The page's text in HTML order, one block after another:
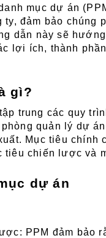
mục dự án
đảm bảo chúng
dẫn này sẽ
lợi ích, thành
gì?
trung các quy
quản lý dự
Mục tiêu chính
tiêu chiến lược và
dự án
PPM đảm bảo